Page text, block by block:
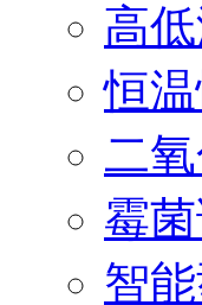
高
恒
二
霉
智